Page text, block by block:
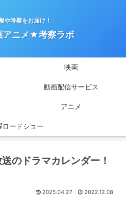
や考察をお届け！
アニメ★考察ラボ
映画
動画配信サービス
アニメ
ロードショー
のドラマカレンダー！
2025.04.27 2022.12.08